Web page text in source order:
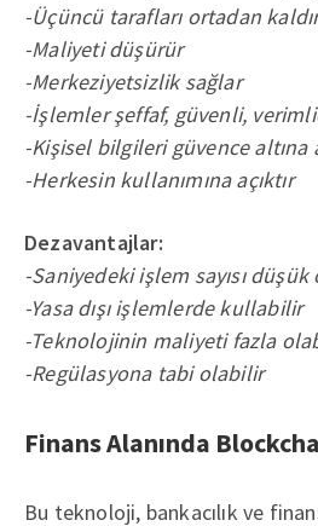
-Üçüncü tarafları ortadan
-Maliyeti düşürür
-Merkeziyetsizlik sağlar
-İşlemler şeffaf, güvenli,
-Kişisel bilgileri güvence altına
-Herkesin kullanımına açıktır
Dezavantajlar:
-Saniyedeki işlem sayısı
-Yasa dışı işlemlerde kullabilir
-Teknolojinin maliyeti fazla
-Regülasyona tabi olabilir
Finans Alanında
Bu teknoloji, bankacılık ve